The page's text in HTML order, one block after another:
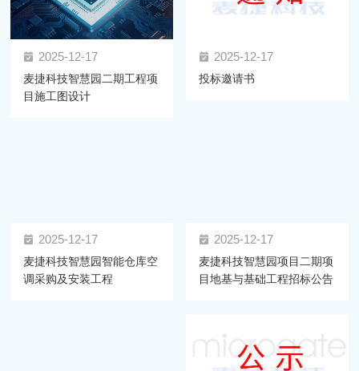
2025-12-17
麦捷科技智慧园二期工程项
目施工图设计
2025-12-17
投标邀请书
2025-12-17
麦捷科技智慧园智能仓库空
调采购及安装工程
2025-12-17
麦捷科技智慧园项目二期项
目地基与基础工程招标公告